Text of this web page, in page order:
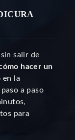
salir de
hacer un
en la
a paso
para